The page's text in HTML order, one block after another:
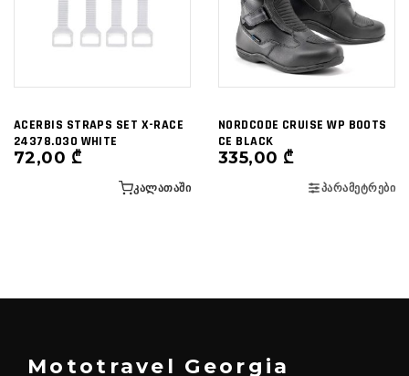
ACERBIS STRAPS SET X-RACE
24378.030 WHITE
72,00 ₾
ᲙᲐᲚᲐᲗᲐᲨᲘ
NORDCODE CRUISE WP BOOTS
CE BLACK
335,00 ₾
ᲞᲐᲠᲐᲛᲔᲢᲠᲔᲑᲘ
Mototravel Georgia